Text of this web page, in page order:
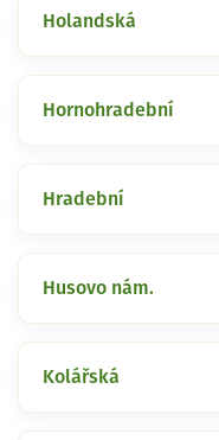
Holandská
Hornohradební
Hradební
Husovo nám.
Kolářská